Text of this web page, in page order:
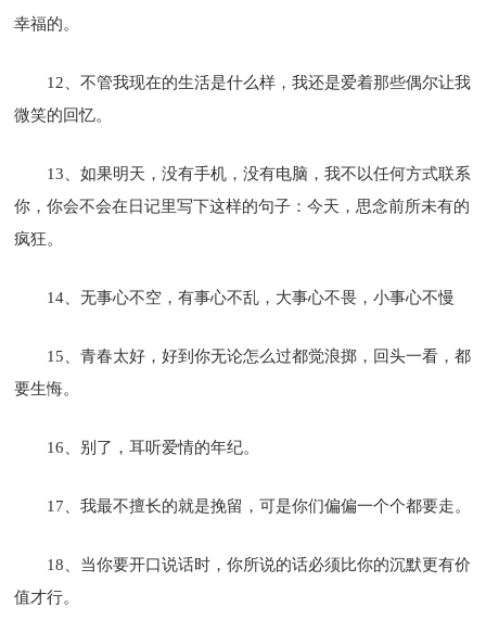
幸福的。
12、不管我现在的生活是什么样，我还是爱着那些偶尔让我
微笑的回忆。
13、如果明天，没有手机，没有电脑，我不以任何方式联系
你，你会不会在日记里写下这样的句子：今天，思念前所未有的
疯狂。
14、无事心不空，有事心不乱，大事心不畏，小事心不慢
15、青春太好，好到你无论怎么过都觉浪掷，回头一看，都
要生悔。
16、别了，耳听爱情的年纪。
17、我最不擅长的就是挽留，可是你们偏偏一个个都要走。
18、当你要开口说话时，你所说的话必须比你的沉默更有价
值才行。